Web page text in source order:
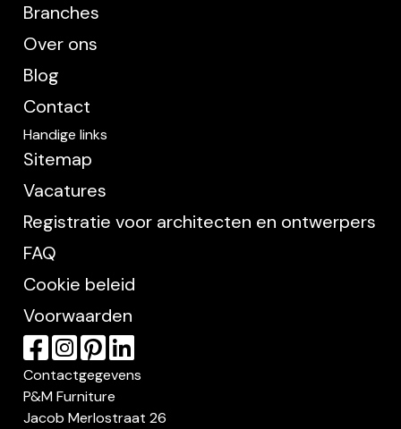
Branches
Over ons
Blog
Contact
Handige links
Sitemap
Vacatures
Registratie voor architecten en ontwerpers
FAQ
Cookie beleid
Voorwaarden
Contactgegevens
P&M Furniture
Jacob Merlostraat 26